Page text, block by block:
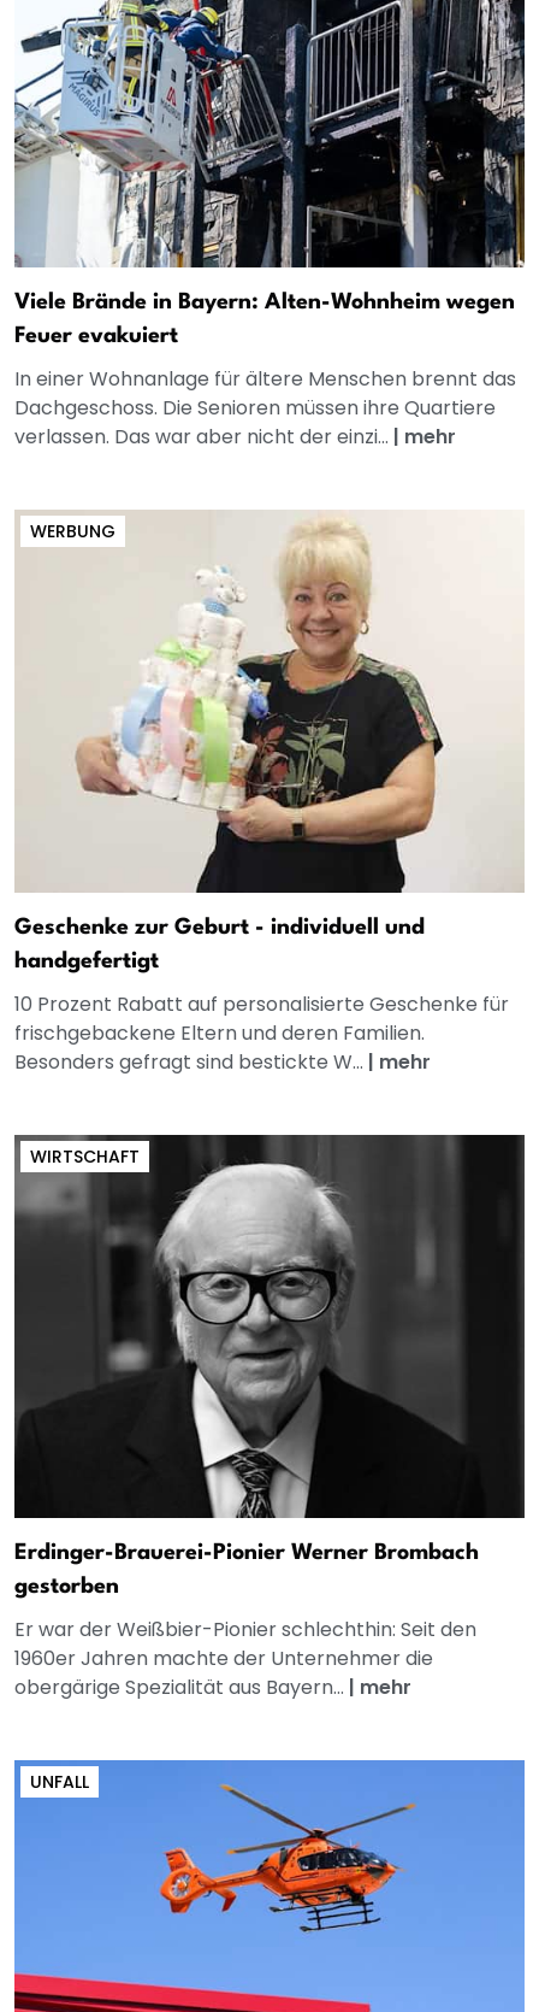
Viele Brände in Bayern: Alten-Wohnheim wegen
Feuer evakuiert
In einer Wohnanlage für ältere Menschen brennt das
Dachgeschoss. Die Senioren müssen ihre Quartiere
verlassen. Das war aber nicht der einzi... | mehr
WERBUNG
Geschenke zur Geburt - individuell und
handgefertigt
10 Prozent Rabatt auf personalisierte Geschenke für
frischgebackene Eltern und deren Familien.
Besonders gefragt sind bestickte W... | mehr
WIRTSCHAFT
Erdinger-Brauerei-Pionier Werner Brombach
gestorben
Er war der Weißbier-Pionier schlechthin: Seit den
1960er Jahren machte der Unternehmer die
obergärige Spezialität aus Bayern... | mehr
UNFALL